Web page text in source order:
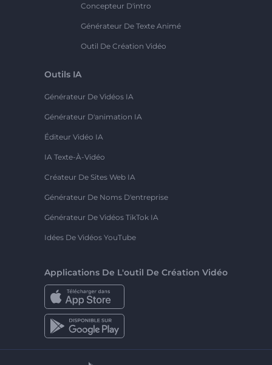
Concepteur D'intro
Générateur De Texte Animé
Outil De Création Vidéo
Outils IA
Générateur De Vidéos IA
Générateur D'animation IA
Éditeur Vidéo IA
IA Texte-À-Vidéo
Créateur De Sites Web IA
Générateur De Noms D'entreprise
Générateur De Vidéos TikTok IA
Idées De Vidéos YouTube
Applications De L'outil De Création Vidéo